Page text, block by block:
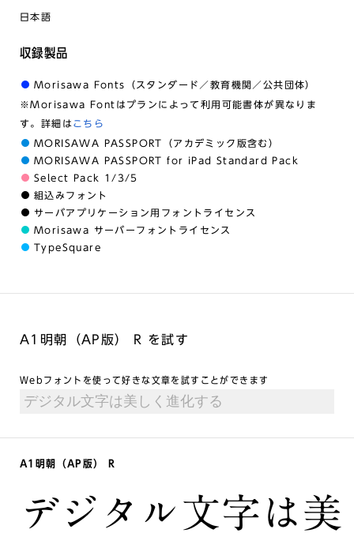
日本語
収録製品
Morisawa Fonts（スタンダード／教育機関／公共団体）
※Morisawa Fontはプランによって利用可能書体が異なりま
す。詳細は こちら
MORISAWA PASSPORT（アカデミック版含む）
MORISAWA PASSPORT for iPad Standard Pack
Select Pack 1/3/5
組込みフォント
サーバアプリケーション用フォントライセンス
Morisawa サーバーフォントライセンス
TypeSquare
A1明朝（AP版） R を試す
Webフォントを使って好きな文章を試すことができます
A1明朝（AP版） R
デジタル文字は